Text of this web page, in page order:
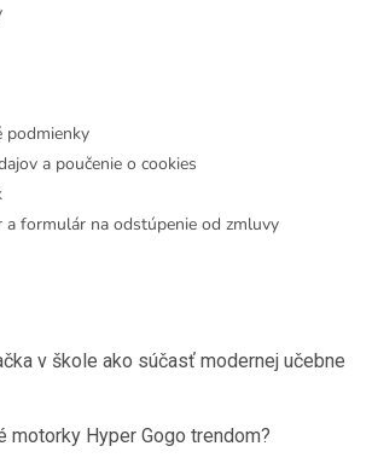
podmienky
a poučenie o cookies
a formulár na odstúpenie od zmluvy
v škole ako súčasť modernej učebne
motorky Hyper Gogo trendom?